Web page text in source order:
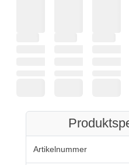
Artikelnummer